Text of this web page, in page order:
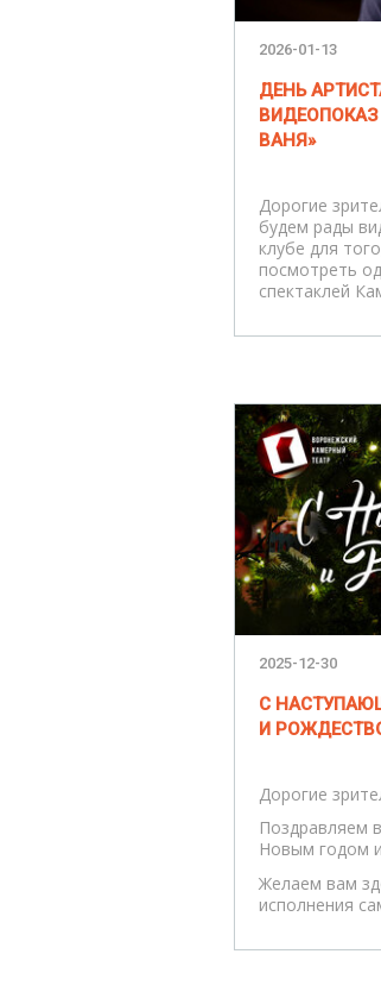
2026-01-13
ДЕНЬ
ВАНЯ»
Дорогие
будем рады
клубе для
посмотреть
спектаклей
2025-12-30
С
И
Дорогие
Поздравляем
Новым годом
Желаем вам
исполнения